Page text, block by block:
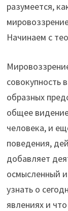
разумеется,
Начинаем с
совокупность
образных
общее
человека, и
поведения,
добавляет
осмысленный
узнать о
явлениях и